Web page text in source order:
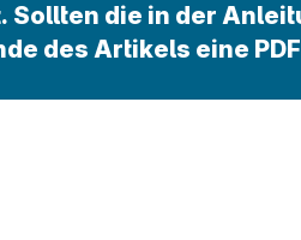
Sollten die in der
des Artikels eine